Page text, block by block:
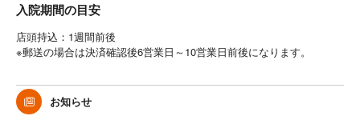
入院期間の目安
店頭持込：1週間前後
※郵送の場合は決済確認後6営業日～10営業日前後になります。
お知らせ